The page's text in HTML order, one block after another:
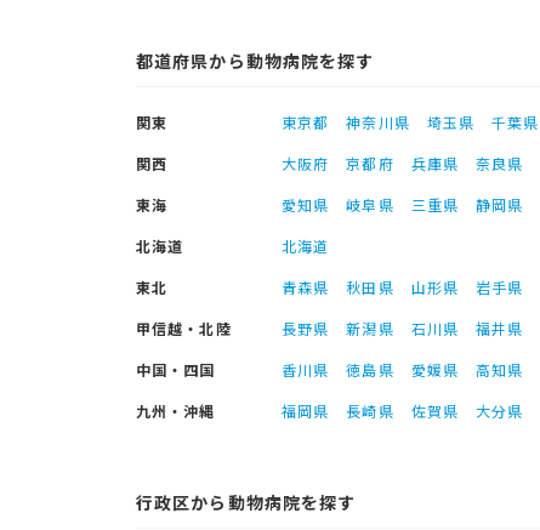
都道府県から動物病院を探す
関東 東京都 神奈川県 埼玉県 千葉県
関西
大阪府 京都府 兵庫県 奈良県
東海
愛知県 岐阜県 三重県
静岡県
北海道
北海道
東北
青森県 秋田県 山形県 岩手県
甲信越・北陸
長野県 新潟県 石川県 福井県
中国・四国
香川県 徳島県 愛媛県 高知県
九州・沖縄
福岡県 長崎県 佐賀県 大分県
行政区から動物病院を探す